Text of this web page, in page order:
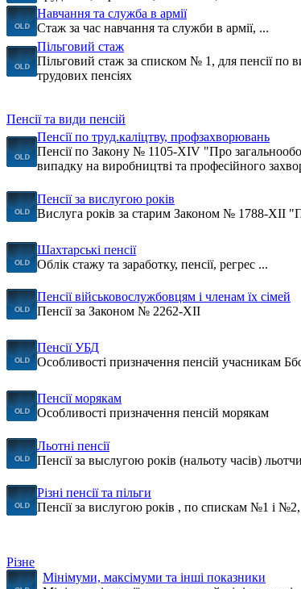
Навчання та служба в армії
Стаж за час навчання та служби в армії, ...
Пільговий стаж
Пільговий стаж за списком № 1, для пенсії по
трудових пенсіях
Пенсії та види пенсій
Пенсії по труд.каліцтву, профзахворювань
Пенсії по Закону № 1105-XIV "Про
випадку на виробництві та професійного
Пенсії за вислугою років
Вислуга років за старим Законом № 1788-XII
Шахтарські пенсії
Облік стажу та заработку, пенсії, регрес ...
Пенсії військовослужбовцям і членам їх сімей
Пенсії за Законом № 2262-XII
Пенсії УБД
Особливості призначення пенсій учасникам
Пенсії морякам
Особливості призначення пенсій морякам
Льотні пенсії
Пенсії за выслугою років (нальоту часів)
Різні пенсії та пільги
Пенсії за вислугою років , по спискам №1 і №2,
Різне
Мінімуми, максімуми та інші показники